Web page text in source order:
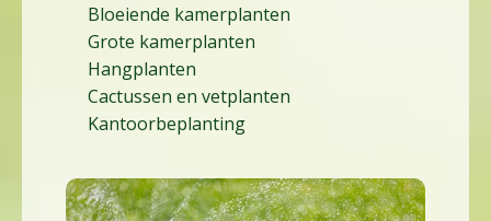
Bloeiende kamerplanten
Grote kamerplanten
Hangplanten
Cactussen en vetplanten
Kantoorbeplanting